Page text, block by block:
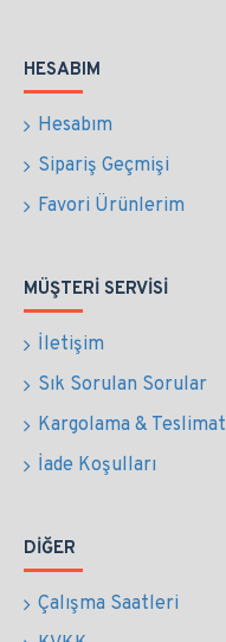
HESABIM
Hesabım
Sipariş Geçmişi
Favori Ürünlerim
MÜŞTERI SERVISI
İletişim
Sık Sorulan Sorular
Kargolama & Teslimat
İade Koşulları
DIĞER
Çalışma Saatleri